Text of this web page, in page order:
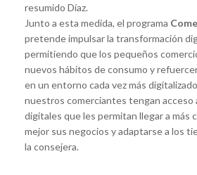
resumido Díaz.
Junto a esta medida, el programa
pretende impulsar la transformación
permitiendo que los pequeños
nuevos hábitos de consumo y
en un entorno cada vez más
nuestros comerciantes tengan acceso
digitales que les permitan llegar a más
mejor sus negocios y adaptarse a los
la consejera.